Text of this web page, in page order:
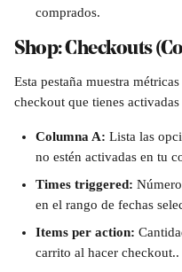
comprados.
Shop: Checkouts
Esta pestaña muestra
checkout que tienes
Columna A: Lista las
no estén activadas en tu
Times triggered:
en el rango de fechas
Items per action:
carrito al hacer checkout..